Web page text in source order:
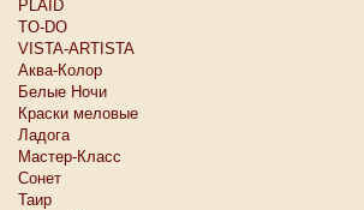
PLAID
TO-DO
VISTA-ARTISTA
Аква-Колор
Белые Ночи
Краски меловые
Ладога
Мастер-Класс
Сонет
Таир